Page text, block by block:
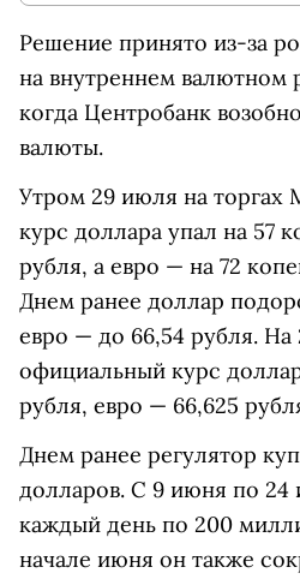
Решение принято из-за
на внутреннем валютном
когда Центробанк
валюты.
Утром 29 июля на торгах
курс доллара упал на 57
рубля, а евро — на 72
Днем ранее доллар
евро — до 66,54 рубля.
официальный курс
рубля, евро — 66,625
Днем ранее регулятор
долларов. С 9 июня по 24
каждый день по 200
начале июня он также